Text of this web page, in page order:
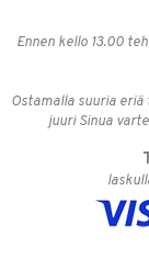
Ennen kello 13.00
Ostamalla suuria
juuri Sinua